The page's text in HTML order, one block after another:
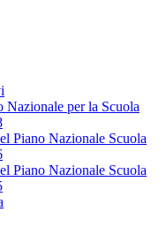
Nazionale per la Scuola
Piano Nazionale Scuola
Piano Nazionale Scuola